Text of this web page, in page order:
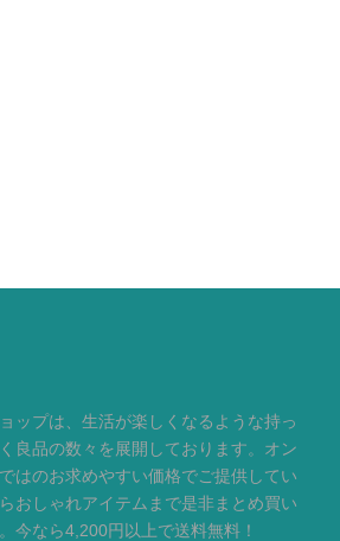
ップは、生活が楽しくなるような持っ
良品の数々を展開しております。オン
はのお求めやすい価格でご提供してい
おしゃれアイテムまで是非まとめ買い
今なら4,200円以上で送料無料！